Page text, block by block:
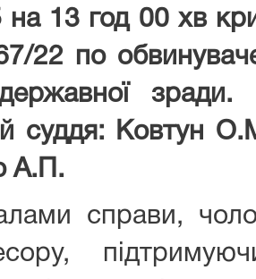
на 13 год 00 хв
22 по
зради.
суддя: Ковтун
А.П.
справи,